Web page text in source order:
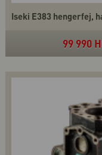
Iseki E383 hengerfej,
99 990